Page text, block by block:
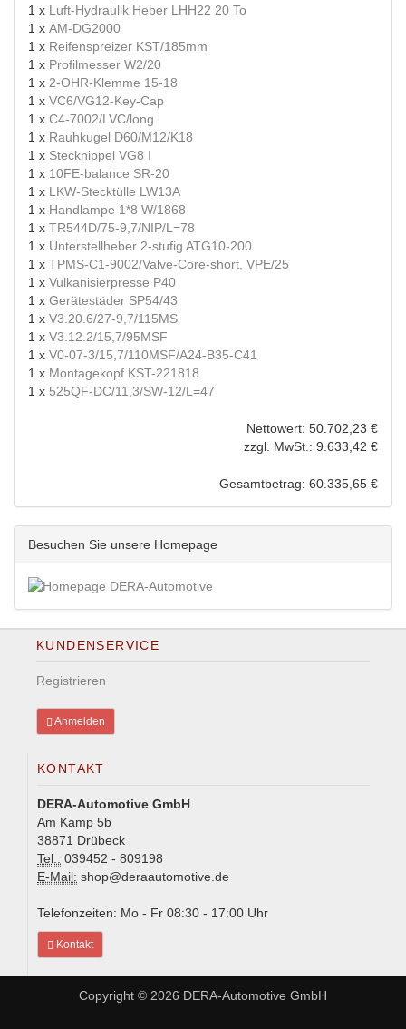
1 x Luft-Hydraulik Heber LHH22 20 To
1 x AM-DG2000
1 x Reifenspreizer KST/185mm
1 x Profilmesser W2/20
1 x 2-OHR-Klemme 15-18
1 x VC6/VG12-Key-Cap
1 x C4-7002/LVC/long
1 x Rauhkugel D60/M12/K18
1 x Stecknippel VG8 I
1 x 10FE-balance SR-20
1 x LKW-Stecktülle LW13A
1 x Handlampe 1*8 W/1868
1 x TR544D/75-9,7/NIP/L=78
1 x Unterstellheber 2-stufig ATG10-200
1 x TPMS-C1-9002/Valve-Core-short, VPE/25
1 x Vulkanisierpresse P40
1 x Gerätestäder SP54/43
1 x V3.20.6/27-9,7/115MS
1 x V3.12.2/15,7/95MSF
1 x V0-07-3/15,7/110MSF/A24-B35-C41
1 x Montagekopf KST-221818
1 x 525QF-DC/11,3/SW-12/L=47
Nettowert: 50.702,23 €
zzgl. MwSt.: 9.633,42 €
Gesamtbetrag: 60.335,65 €
Besuchen Sie unsere Homepage
KUNDENSERVICE
Registrieren
Anmelden
KONTAKT
DERA-Automotive GmbH
Am Kamp 5b
38871 Drübeck
Tel.: 039452 - 809198
E-Mail: shop@deraautomotive.de
Telefonzeiten: Mo - Fr 08:30 - 17:00 Uhr
Kontakt
Copyright © 2026 DERA-Automotive GmbH